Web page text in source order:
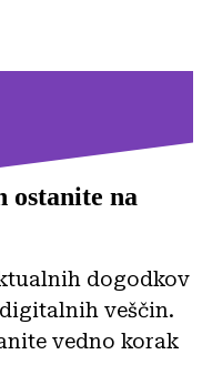
ostanite na
dogodkov
veščin.
vedno korak